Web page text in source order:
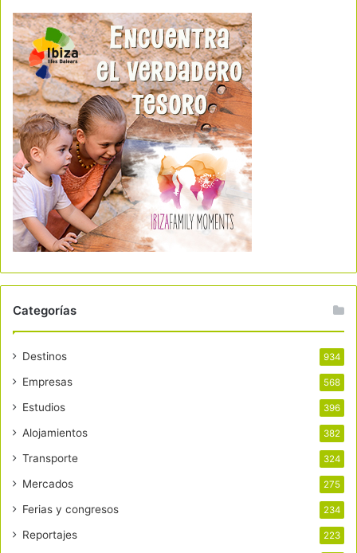
Categorías
Destinos 934
Empresas 568
Estudios 396
Alojamientos 382
Transporte 324
Mercados 275
Ferias y congresos 234
Reportajes 223